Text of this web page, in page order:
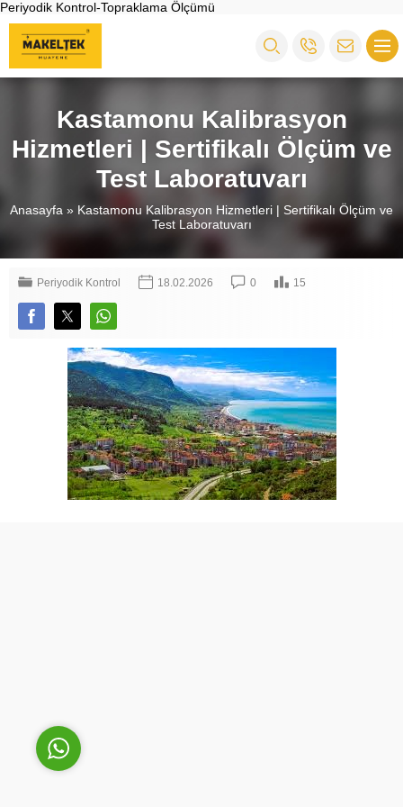
Periyodik Kontrol-Topraklama Ölçümü
Kastamonu Kalibrasyon
Hizmetleri | Sertifikalı Ölçüm ve
Test Laboratuvarı
Anasayfa » Kastamonu Kalibrasyon Hizmetleri | Sertifikalı Ölçüm ve
Test Laboratuvarı
Periyodik Kontrol 18.02.2026 0 15